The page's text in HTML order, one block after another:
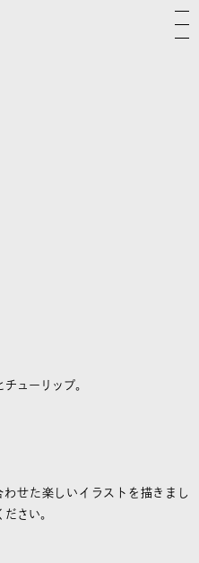
ューリップ。
せた楽しいイラストを描きまし
さい。